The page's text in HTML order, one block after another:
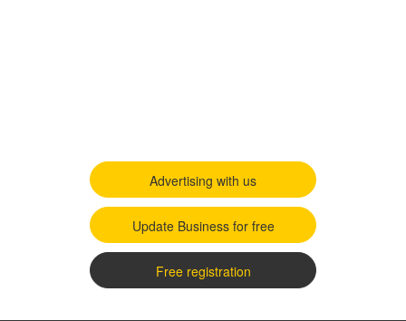
Advertising with us
Update Business for free
Free registration